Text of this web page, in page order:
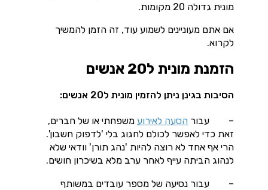
מונית גדולה 20 מקומות.
אם אתם מעוניינים לשמוע עוד, זה הזמן להמשיך
לקרוא.
הזמנת מונית ל20 אנשים
הסיבות בגינן ניתן להזמין מונית ל20 אנשים:
– עבור הסעה לאירוע משפחתי או של חברים,
זאת כדי לאפשר לכולם לחגוג בלי 'לדפוק חשבון'.
הרי אף אחד לא רוצה להיות 'נהג תורן' וודאי שלא
לנהוג הביתה עייף לאחר ערב מלא בשיכרון חושים.
– עבור נסיעה של מספר עובדים במשותף